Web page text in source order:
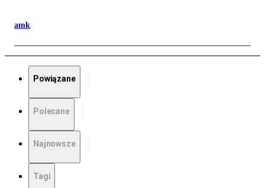
amk
Powiązane
Polecane
Najnowsze
Tagi